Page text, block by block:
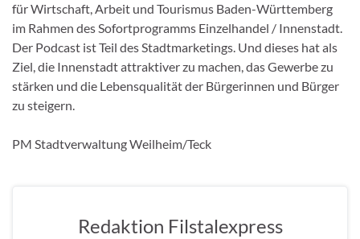
für Wirtschaft, Arbeit und Tourismus Baden-Württemberg
im Rahmen des Sofortprogramms Einzelhandel / Innenstadt.
Der Podcast ist Teil des Stadtmarketings. Und dieses hat als
Ziel, die Innenstadt attraktiver zu machen, das Gewerbe zu
stärken und die Lebensqualität der Bürgerinnen und Bürger
zu steigern.
PM Stadtverwaltung Weilheim/Teck
Redaktion Filstalexpress